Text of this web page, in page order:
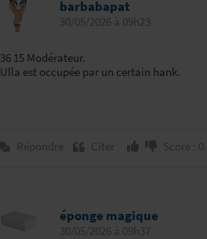
barbabapat
30/05/2026 à 09h23
36 15 Modérateur.
Ulla est occupée par un certain hank.
Répondre Citer Score : 0
éponge magique
30/05/2026 à 09h37